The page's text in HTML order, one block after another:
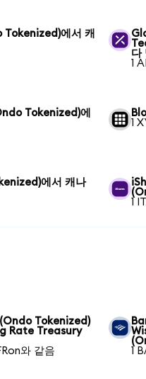
에서 캐
다
1
Tokenized)에
1
에서 캐나
1
Tokenized)
Rate Treasury
와 같음
1